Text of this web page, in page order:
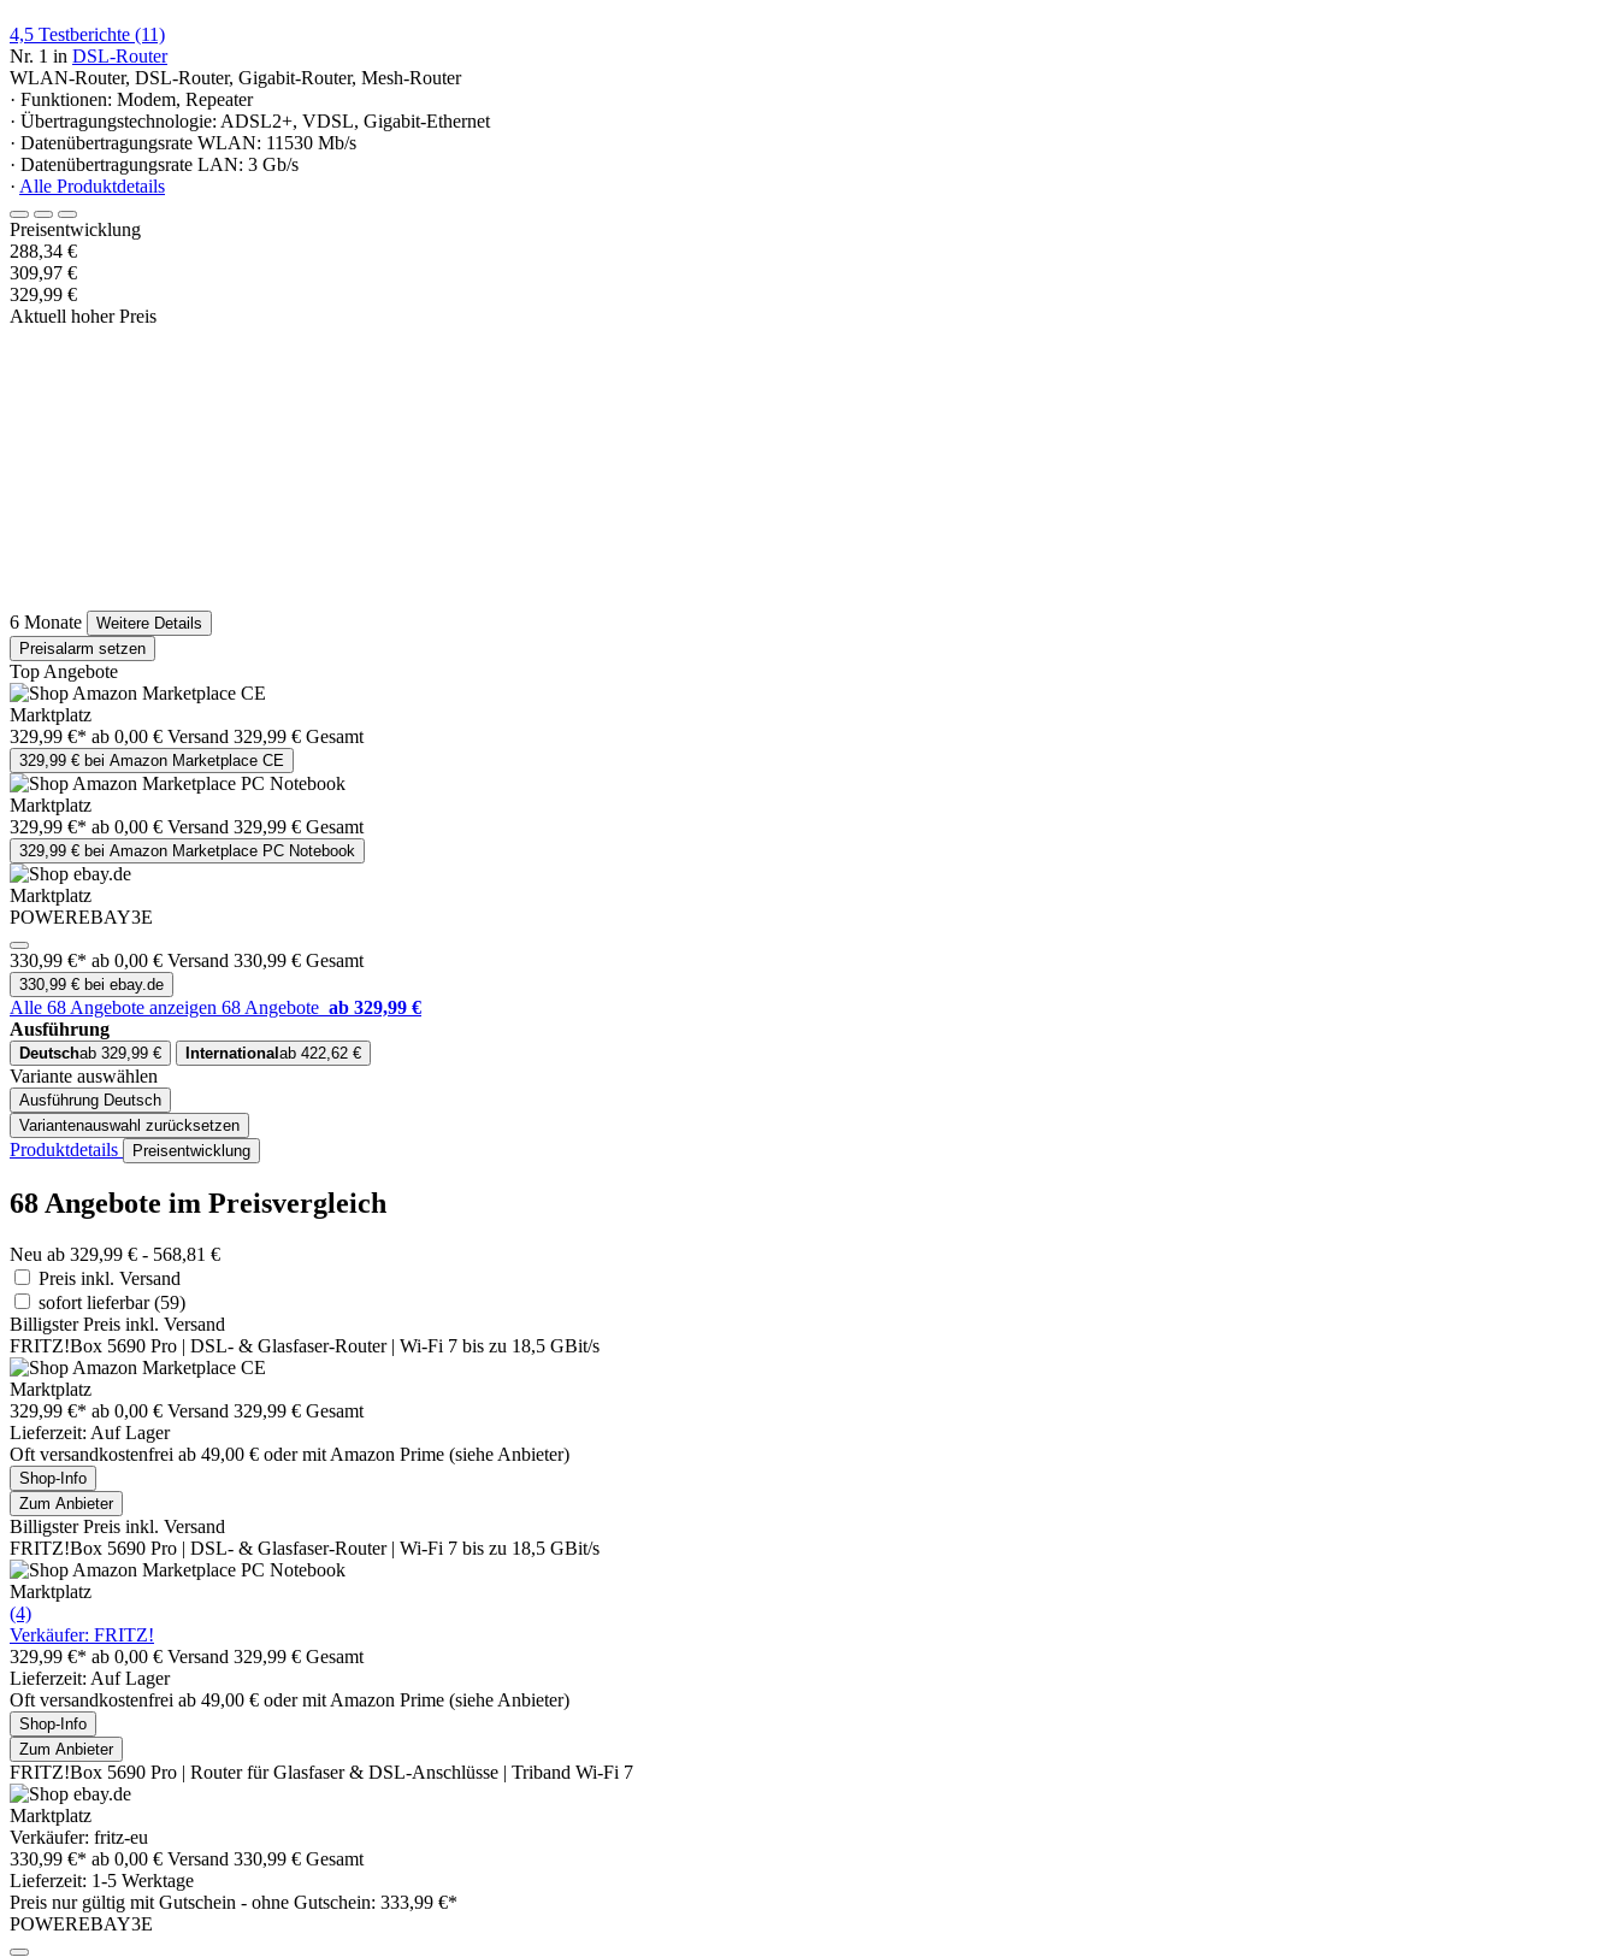
4,5 Testberichte (11)
Nr. 1 in DSL-Router
WLAN-Router, DSL-Router, Gigabit-Router, Mesh-Router
· Funktionen: Modem, Repeater
· Übertragungstechnologie: ADSL2+, VDSL, Gigabit-Ethernet
· Datenübertragungsrate WLAN: 11530 Mb/s
· Datenübertragungsrate LAN: 3 Gb/s
· Alle Produktdetails
Preisentwicklung
288,34 €
309,97 €
329,99 €
Aktuell hoher Preis
6 Monate
Weitere Details
Preisalarm setzen
Top Angebote
Marktplatz
329,99 €* ab 0,00 € Versand 329,99 € Gesamt
329,99 € bei Amazon Marketplace CE
Marktplatz
329,99 €* ab 0,00 € Versand 329,99 € Gesamt
329,99 € bei Amazon Marketplace PC Notebook
Marktplatz
POWEREBAY3E
330,99 €* ab 0,00 € Versand 330,99 € Gesamt
330,99 € bei ebay.de
Alle 68 Angebote anzeigen 68 Angebote ab 329,99 €
Ausführung
Deutschab 329,99 € International ab 422,62 €
Variante auswählen
Ausführung Deutsch
Variantenauswahl zurücksetzen
Produktdetails Preisentwicklung
68 Angebote im Preisvergleich
Neu ab 329,99 € - 568,81 €
Preis inkl. Versand
sofort lieferbar(59)
Billigster Preis inkl. Versand
FRITZ!Box 5690 Pro | DSL- & Glasfaser-Router | Wi-Fi 7 bis zu 18,5 GBit/s
Marktplatz
329,99 €* ab 0,00 € Versand 329,99 € Gesamt
Lieferzeit: Auf Lager
Oft versandkostenfrei ab 49,00 € oder mit Amazon Prime (siehe Anbieter)
Shop-Info
Zum Anbieter
Billigster Preis inkl. Versand
FRITZ!Box 5690 Pro | DSL- & Glasfaser-Router | Wi-Fi 7 bis zu 18,5 GBit/s
Marktplatz
(4)
Verkäufer: FRITZ!
329,99 €* ab 0,00 € Versand 329,99 € Gesamt
Lieferzeit: Auf Lager
Oft versandkostenfrei ab 49,00 € oder mit Amazon Prime (siehe Anbieter)
Shop-Info
Zum Anbieter
FRITZ!Box 5690 Pro | Router für Glasfaser & DSL-Anschlüsse | Triband Wi-Fi 7
Marktplatz
Verkäufer: fritz-eu
330,99 €* ab 0,00 € Versand 330,99 € Gesamt
Lieferzeit: 1-5 Werktage
Preis nur gültig mit Gutschein - ohne Gutschein: 333,99 €*
POWEREBAY3E